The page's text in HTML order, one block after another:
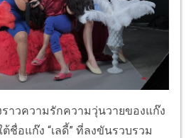
ราวความรักความวุ่นวายของแก๊ง
ชื่อแก๊ง “เลดี้” ที่ลงขันรวบรวม